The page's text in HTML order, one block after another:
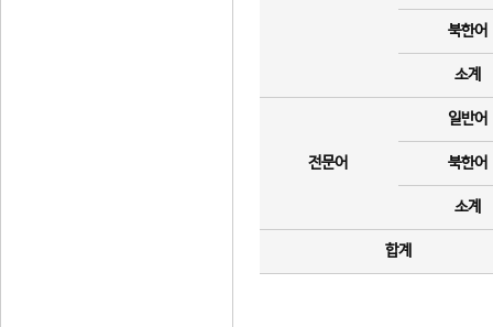
북한어
소계
전문어
일반어
북한어
소계
합계